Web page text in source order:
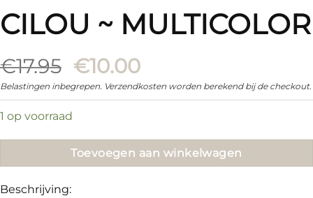
CILOU ~ MULTICOLOR
€17.95 Oorspronkelijke
prijs
was:
€10.00Huidige
prijs
is:
Belastingen inbegrepen. Verzendkosten worden berekend bij de checkout.
1 op voorraad
Toevoegen aan winkelwagen
Beschrijving: